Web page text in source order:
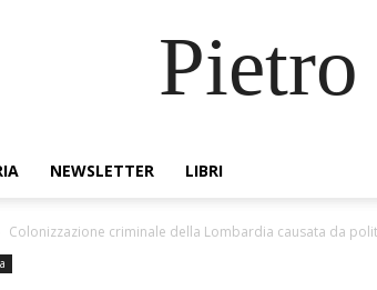
Pietro
NEWSLETTER LIBRI
Colonizzazione criminale della Lombardia causata da